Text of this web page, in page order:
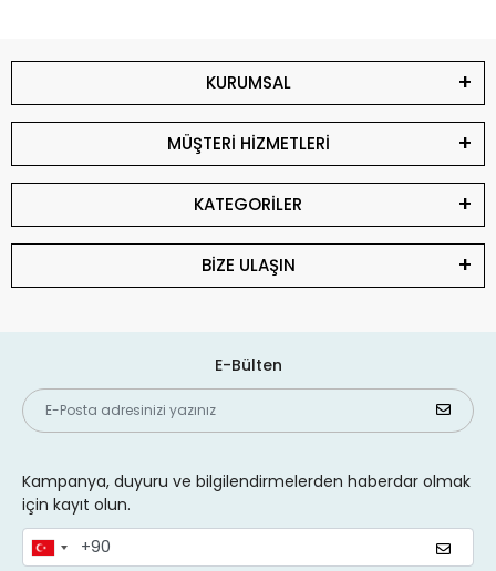
KURUMSAL
MÜŞTERİ HİZMETLERİ
KATEGORİLER
BİZE ULAŞIN
E-Bülten
Kampanya, duyuru ve bilgilendirmelerden haberdar olmak
için kayıt olun.